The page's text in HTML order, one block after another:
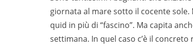
giornata al mare sotto il cocente
quid in più di “fascino”. Ma capita
settimana. In quel caso c’è il